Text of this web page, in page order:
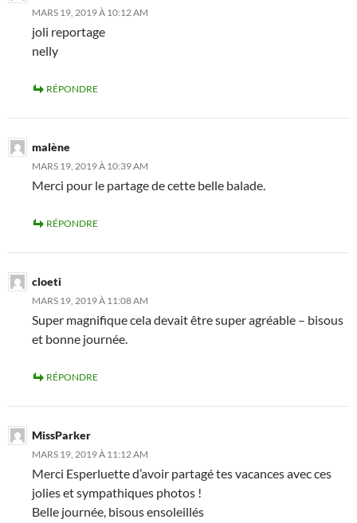
MARS 19, 2019 À 10:12 AM
joli reportage
nelly
RÉPONDRE
malène
MARS 19, 2019 À 10:39 AM
Merci pour le partage de cette belle balade.
RÉPONDRE
cloeti
MARS 19, 2019 À 11:08 AM
Super magnifique cela devait être super agréable – bisous
et bonne journée.
RÉPONDRE
MissParker
MARS 19, 2019 À 11:12 AM
Merci Esperluette d’avoir partagé tes vacances avec ces
jolies et sympathiques photos !
Belle journée, bisous ensoleillés